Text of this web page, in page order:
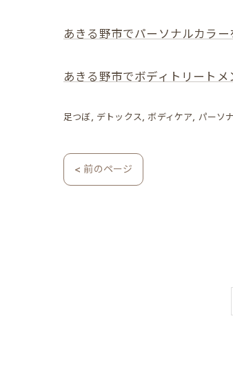
あきる野市でパーソナルカラー
あきる野市でボディトリートメ
足つぼ デトックス ボディケア パーソ
< 前のページ